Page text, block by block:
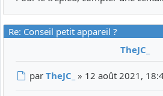
Re: Conseil petit appareil ?
TheJC_
Message
parTheJC_ » 12 août 2021,